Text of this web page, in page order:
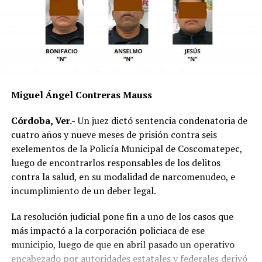
El vehículo presuntamente involucrado también será
parte de las investigaciones para determinar la
mecánica del accidente y establecer si existió
responsabilidad por parte de alguno de los conductores.
Las autoridades exhortaron a los automovilistas y
motociclistas a conducir con precaución, respetar los
límites de velocidad y aumentar la distancia de
seguridad entre vehículos, especialmente durante la
temporada de lluvias, cuando el riesgo de accidentes se
incrementa en las carreteras de la región.
La circulación en la zona se vio afectada por algunos
minutos mientras se realizaban las labores de auxilio y el
levantamiento de indicios por parte de las autoridades.
Posteriormente, el tránsito fue restablecido de manera
normal.
Miguel Ángel Contreras Mauss
Córdoba, Ver.-Un juez dictó sentencia condenatoria de
cuatro años y nueve meses de prisión contra seis
exelementos de la Policía Municipal de Coscomatepec,
luego de encontrarlos responsables de los delitos
contra la salud, en su modalidad de narcomenudeo, e
incumplimiento de un deber legal.
La resolución judicial pone fin a uno de los casos que
más impactó a la corporación policiaca de ese
municipio, luego de que en abril pasado un operativo
encabezado por autoridades estatales y federales derivó